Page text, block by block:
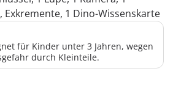
Exkremente, 1 Dino-Wissenskarte
für Kinder unter 3 Jahren, wegen
durch Kleinteile.